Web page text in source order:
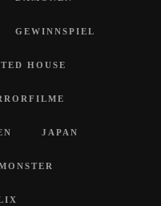
GEWINNSPIEL
HOUSE
JAPAN